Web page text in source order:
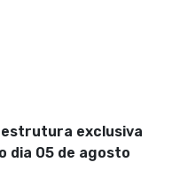
exclusiva
dia 05 de agosto